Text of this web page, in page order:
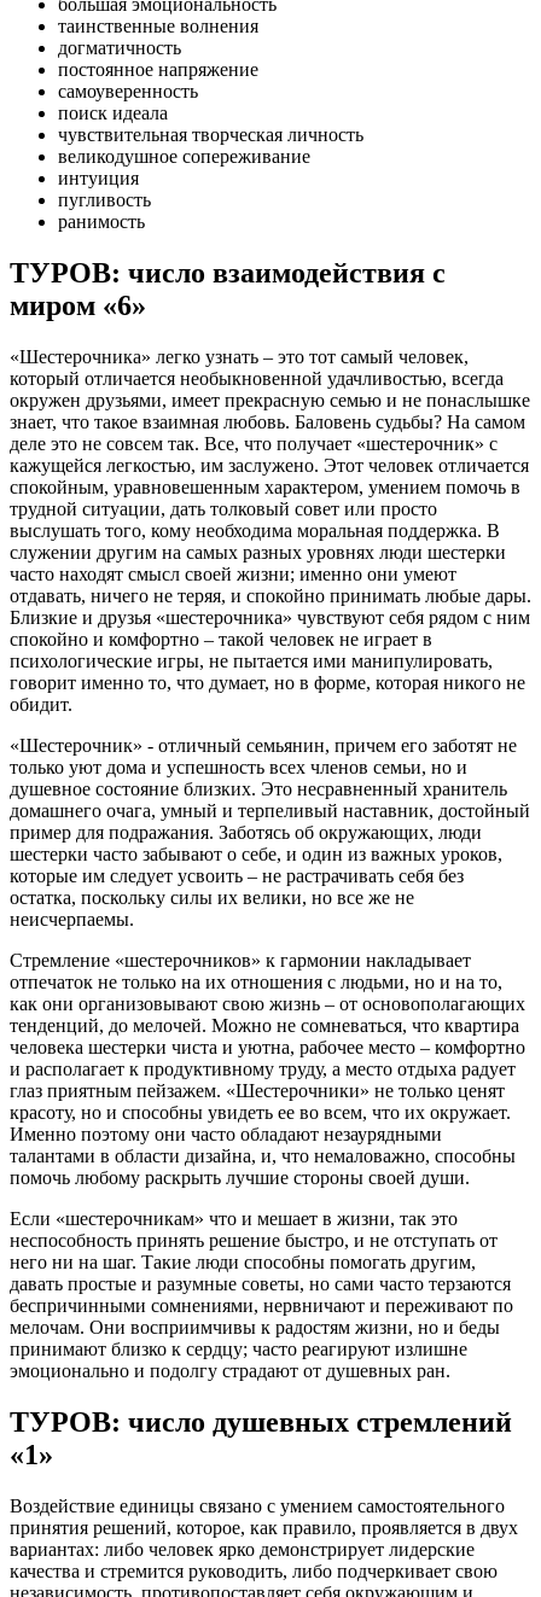
большая эмоциональность
таинственные волнения
догматичность
постоянное напряжение
самоуверенность
поиск идеала
чувствительная творческая личность
великодушное сопереживание
интуиция
пугливость
ранимость
ТУРОВ: число взаимодействия с
миром «6»
«Шестерочника» легко узнать – это тот самый человек,
который отличается необыкновенной удачливостью, всегда
окружен друзьями, имеет прекрасную семью и не понаслышке
знает, что такое взаимная любовь. Баловень судьбы? На самом
деле это не совсем так. Все, что получает «шестерочник» с
кажущейся легкостью, им заслужено. Этот человек отличается
спокойным, уравновешенным характером, умением помочь в
трудной ситуации, дать толковый совет или просто
выслушать того, кому необходима моральная поддержка. В
служении другим на самых разных уровнях люди шестерки
часто находят смысл своей жизни; именно они умеют
отдавать, ничего не теряя, и спокойно принимать любые дары.
Близкие и друзья «шестерочника» чувствуют себя рядом с ним
спокойно и комфортно – такой человек не играет в
психологические игры, не пытается ими манипулировать,
говорит именно то, что думает, но в форме, которая никого не
обидит.
«Шестерочник» - отличный семьянин, причем его заботят не
только уют дома и успешность всех членов семьи, но и
душевное состояние близких. Это несравненный хранитель
домашнего очага, умный и терпеливый наставник, достойный
пример для подражания. Заботясь об окружающих, люди
шестерки часто забывают о себе, и один из важных уроков,
которые им следует усвоить – не растрачивать себя без
остатка, поскольку силы их велики, но все же не
неисчерпаемы.
Стремление «шестерочников» к гармонии накладывает
отпечаток не только на их отношения с людьми, но и на то,
как они организовывают свою жизнь – от основополагающих
тенденций, до мелочей. Можно не сомневаться, что квартира
человека шестерки чиста и уютна, рабочее место – комфортно
и располагает к продуктивному труду, а место отдыха радует
глаз приятным пейзажем. «Шестерочники» не только ценят
красоту, но и способны увидеть ее во всем, что их окружает.
Именно поэтому они часто обладают незаурядными
талантами в области дизайна, и, что немаловажно, способны
помочь любому раскрыть лучшие стороны своей души.
Если «шестерочникам» что и мешает в жизни, так это
неспособность принять решение быстро, и не отступать от
него ни на шаг. Такие люди способны помогать другим,
давать простые и разумные советы, но сами часто терзаются
беспричинными сомнениями, нервничают и переживают по
мелочам. Они восприимчивы к радостям жизни, но и беды
принимают близко к сердцу; часто реагируют излишне
эмоционально и подолгу страдают от душевных ран.
ТУРОВ: число душевных стремлений
«1»
Воздействие единицы связано с умением самостоятельного
принятия решений, которое, как правило, проявляется в двух
вариантах: либо человек ярко демонстрирует лидерские
качества и стремится руководить, либо подчеркивает свою
независимость, противопоставляет себя окружающим и